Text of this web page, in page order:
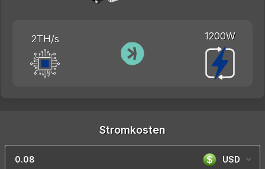
2TH/s 1200W
Stromkosten
USD